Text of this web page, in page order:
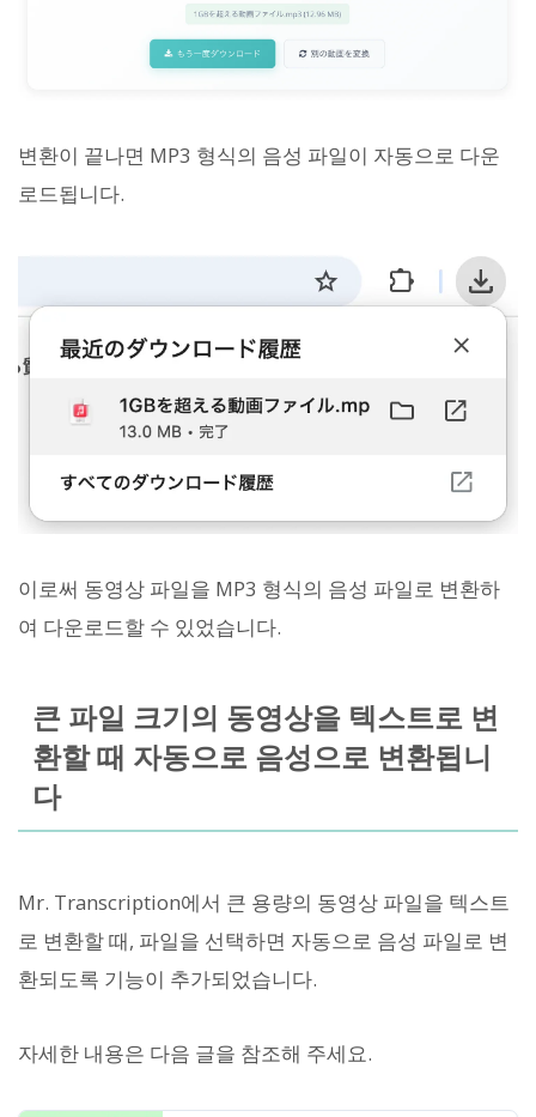
변환이 끝나면 MP3 형식의 음성 파일이 자동으로 다운
로드됩니다.
이로써 동영상 파일을 MP3 형식의 음성 파일로 변환하
여 다운로드할 수 있었습니다.
큰 파일 크기의 동영상을 텍스트로 변
환할 때 자동으로 음성으로 변환됩니
다
Mr. Transcription에서 큰 용량의 동영상 파일을 텍스트
로 변환할 때, 파일을 선택하면 자동으로 음성 파일로 변
환되도록 기능이 추가되었습니다.
자세한 내용은 다음 글을 참조해 주세요.